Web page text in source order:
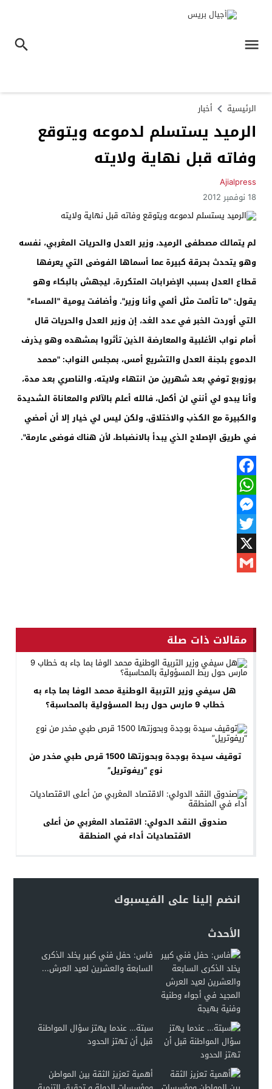
الرئيسية أخبار
الرميد يستسلم لدموعه ويتوقع
وفاته قبل نهاية ولايته
Ajialpress
18 نوفمبر 2012
لم يتمالك مصطفى الرميد، وزير العدل والحريات المغربي، نفسه
وهو يتحدث بحرقة كبيرة عما أسماها الفوضى التي يعرفها
قطاع العدل بسبب الإضرابات المتكررة، ليجهش بالبكاء وهو
يقول: "ما تألمت مثل ألمي وأنا وزير". وأضافت يومية "المساء"
التي أوردت الخبر في عدد الغد، إن وزير العدل والحريات قال
أمام نواب الأغلبية والمعارضة الذين تأثروا بمشهده وهو يذرف
الدموع بلجنة العدل والتشريع أمس، بمجلس النواب: "محمد
بوزوبع توفي بعد شهرين من انتهاء ولايته، والناصري بعد مدة،
وأنا يبدو لي أنني لن أكمل، فالله أعلم بالآلام والمعاناة الشديدة
والكبيرة مع الكذب والاختلاق، ولكن ليس لي خيار إلا أن أمضي
في طريق الإصلاح الذي يبدأ بالانضباط، لأن هناك فوضى عارمة".
Facebook
WhatsApp
Messenger
Twitter
X
مقالات ذات صلة
هل سيفي وزير التربية الوطنية محمد الوفا بما جاء به
خطاب 9 مارس حول ربط المسؤولية بالمحاسبة؟
توقيف سيدة بوجدة وبحوزتها 1500 قرص طبي مخدر من
نوع “ريفوتريل”
صندوق النقد الدولي: الاقتصاد المغربي من أعلى
الاقتصاديات أداء في المنطقة
انضم إلينا على الفيسبوك
الأحدث
فاس: حفل فني كبير يخلد الذكرى
السابعة والعشرين لعيد العرش...
سبتة… عندما يهتز سؤال المواطنة
قبل أن تهتز الحدود
أهمية تعزيز الثقة بين المواطن